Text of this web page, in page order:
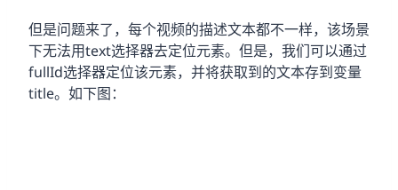
但是问题来了，每个视频的描述文本都不一样，该场景
下无法用text选择器去定位元素。但是，我们可以通过
fullId选择器定位该元素，并将获取到的文本存到变量
title。如下图：